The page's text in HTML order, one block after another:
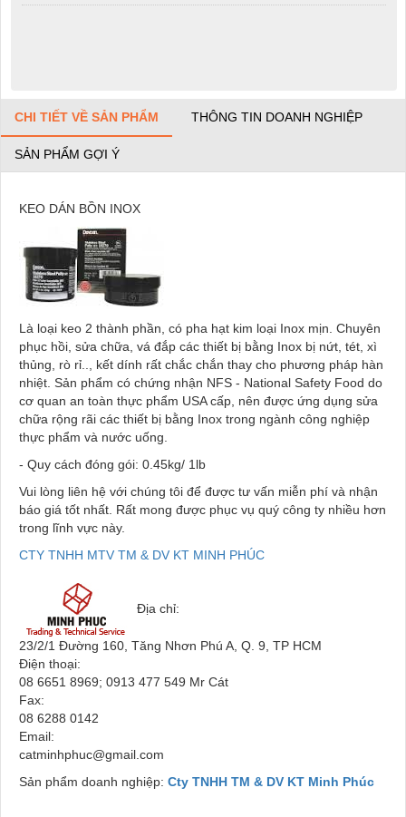
CHI TIẾT VỀ SẢN PHẨM THÔNG TIN DOANH NGHIỆP
SẢN PHẨM GỢI Ý
KEO DÁN BỒN INOX
Là loại keo 2 thành phần, có pha hạt kim loại Inox mịn. Chuyên
phục hồi, sửa chữa, vá đắp các thiết bị bằng Inox bị nứt, tét, xì
thủng, rò rỉ.., kết dính rất chắc chắn thay cho phương pháp hàn
nhiệt. Sản phẩm có chứng nhận NFS - National Safety Food do
cơ quan an toàn thực phẩm USA cấp, nên được ứng dụng sửa
chữa rộng rãi các thiết bị bằng Inox trong ngành công nghiệp
thực phẩm và nước uống.
- Quy cách đóng gói: 0.45kg/ 1lb
Vui lòng liên hệ với chúng tôi để được tư vấn miễn phí và nhận
báo giá tốt nhất. Rất mong được phục vụ quý công ty nhiều hơn
trong lĩnh vực này.
CTY TNHH MTV TM & DV KT MINH PHÚC
Địa chỉ:
23/2/1 Đường 160, Tăng Nhơn Phú A, Q. 9, TP HCM
Điện thoại:
08 6651 8969; 0913 477 549 Mr Cát
Fax:
08 6288 0142
Email:
catminhphuc@gmail.com
Sản phẩm doanh nghiệp: Cty TNHH TM & DV KT Minh Phúc